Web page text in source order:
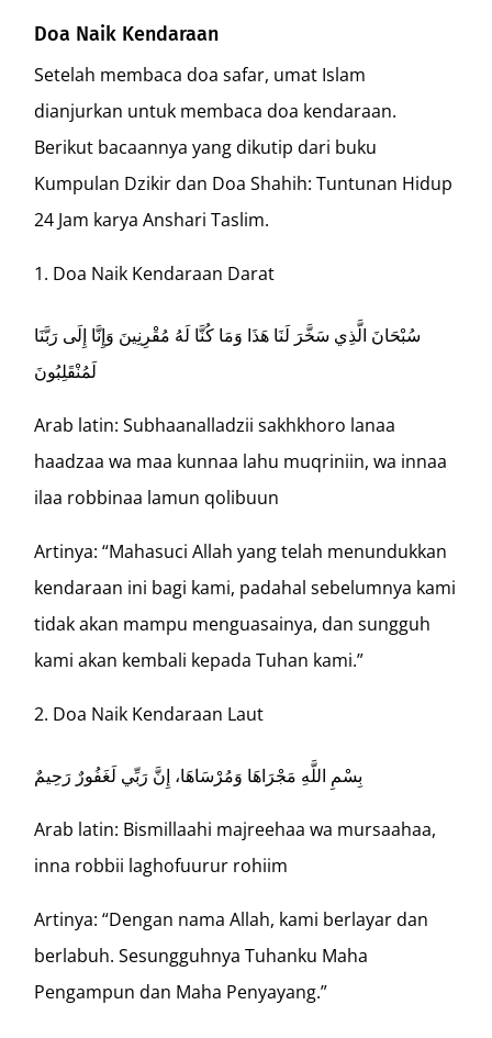
Doa Naik Kendaraan
Setelah membaca doa safar, umat Islam
dianjurkan untuk membaca doa kendaraan.
Berikut bacaannya yang dikutip dari buku
Kumpulan Dzikir dan Doa Shahih: Tuntunan Hidup
24 Jam karya Anshari Taslim.
Doa Naik Kendaraan Darat
سُبْحَانَ الَّذِي سَخَّرَ لَنَا هَذَا وَمَا كُنَّا لَهُ مُقْرِنِينَ وَإِنَّا إِلَى رَبَّنَا
لَمُنْقَلِبُونَ
Arab latin: Subhaanalladzii sakhkhoro lanaa
haadzaa wa maa kunnaa lahu muqriniin, wa innaa
ilaa robbinaa lamun qolibuun
Artinya: “Mahasuci Allah yang telah menundukkan
kendaraan ini bagi kami, padahal sebelumnya kami
tidak akan mampu menguasainya, dan sungguh
kami akan kembali kepada Tuhan kami.”
Doa Naik Kendaraan Laut
بِسْمِ اللَّهِ مَجْرَاهَا وَمُرْسَاهَا، إِنَّ رَبِّي لَغَفُورٌ رَحِيمٌ
Arab latin: Bismillaahi majreehaa wa mursaahaa,
inna robbii laghofuurur rohiim
Artinya: “Dengan nama Allah, kami berlayar dan
berlabuh. Sesungguhnya Tuhanku Maha
Pengampun dan Maha Penyayang.”